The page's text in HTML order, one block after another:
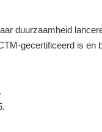
duurzaamheid
gecertificeerd is en